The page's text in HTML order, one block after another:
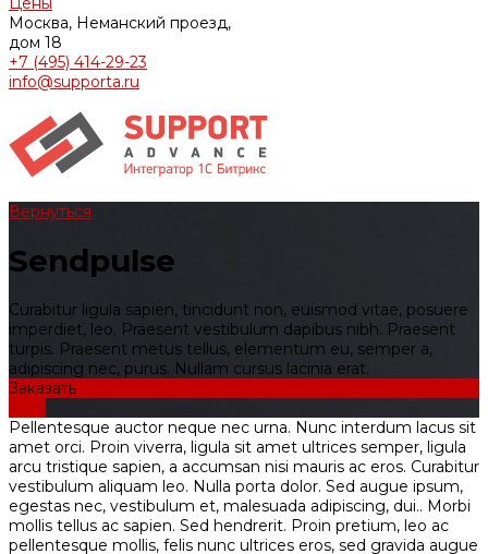
Москва, Неманский проезд,
дом 18
+7 (495) 414-29-23
info@supporta.ru
Вернуться
Sendpulse
Curabitur ligula sapien, tincidunt non, euismod vitae, posuere
imperdiet, leo. Praesent vestibulum dapibus nibh. Praesent
turpis. Praesent metus tellus, elementum eu, semper a,
adipiscing nec, purus. Nullam cursus lacinia erat.
Заказать
Pellentesque auctor neque nec urna. Nunc interdum lacus sit
amet orci. Proin viverra, ligula sit amet ultrices semper, ligula
arcu tristique sapien, a accumsan nisi mauris ac eros. Curabitur
vestibulum aliquam leo. Nulla porta dolor. Sed augue ipsum,
egestas nec, vestibulum et, malesuada adipiscing, dui.. Morbi
mollis tellus ac sapien. Sed hendrerit. Proin pretium, leo ac
pellentesque mollis, felis nunc ultrices eros, sed gravida augue